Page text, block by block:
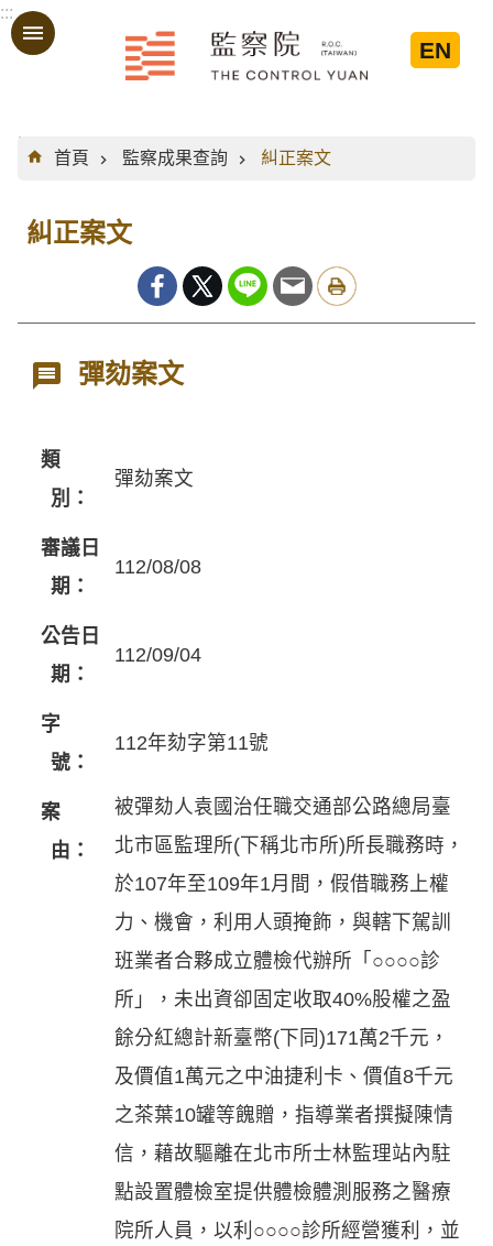
跳到主要內容區塊
:::
EN
:::
首頁
監察成果查詢 糾正案文
糾正案文
彈劾案文
類
別：
彈劾案文
審議日
期：
112/08/08
公告日
期：
112/09/04
字
號：
112年劾字第11號
案
由：
被彈劾人袁國治任職交通部公路總局臺
北市區監理所(下稱北市所)所長職務時，
於107年至109年1月間，假借職務上權
力、機會，利用人頭掩飾，與轄下駕訓
班業者合夥成立體檢代辦所「○○○○診
所」，未出資卻固定收取40%股權之盈
餘分紅總計新臺幣(下同)171萬2千元，
及價值1萬元之中油捷利卡、價值8千元
之茶葉10罐等餽贈，指導業者撰擬陳情
信，藉故驅離在北市所士林監理站內駐
點設置體檢室提供體檢體測服務之醫療
院所人員，以利○○○○診所經營獲利，並